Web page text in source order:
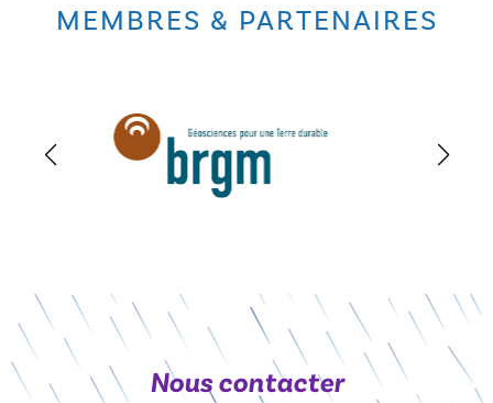
MEMBRES & PARTENAIRES
Nous contacter